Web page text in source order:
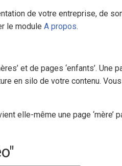
de votre entreprise, de
le module A propos.
et de pages ‘enfants’. Une
en silo de votre contenu.
elle-même une page ‘mère’